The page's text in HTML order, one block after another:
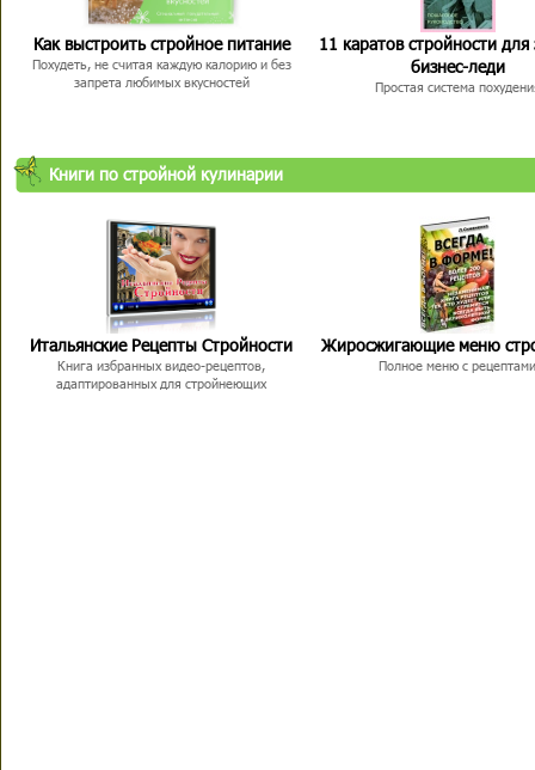
Как выстроить стройное питание
Похудеть, не считая каждую калорию и без
запрета любимых вкусностей
11 каратов стройности для
бизнес-леди
Простая система
Книги по стройной кулинарии
Итальянские Рецепты Стройности
Книга избранных видео-рецептов,
адаптированных для стройнеющих
Жиросжигающие меню
Полное меню с рецептами